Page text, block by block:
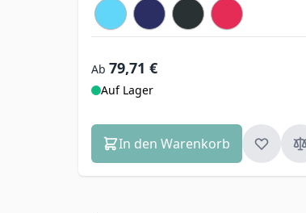
Ab 79,71 €
Auf Lager
In den Warenkorb